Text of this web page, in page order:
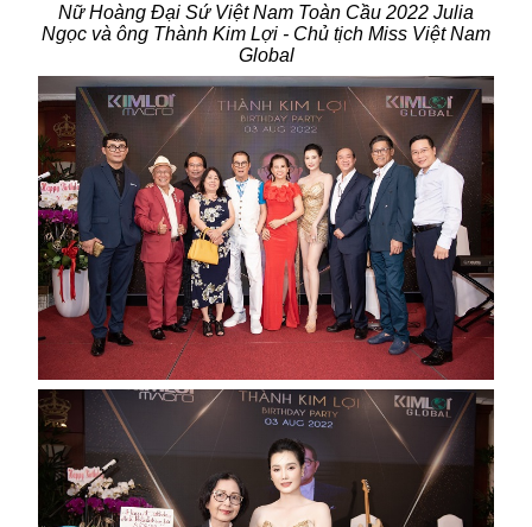
Nữ Hoàng Đại Sứ Việt Nam Toàn Cầu 2022 Julia
Ngọc và ông Thành Kim Lợi - Chủ tịch Miss Việt Nam
Global